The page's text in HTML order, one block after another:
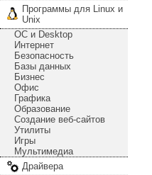
Программы для Linux и
Unix
ОС и Desktop
Интернет
Безопасность
Базы данных
Бизнес
Офис
Графика
Образование
Создание веб-сайтов
Утилиты
Игры
Мультимедиа
Драйвера